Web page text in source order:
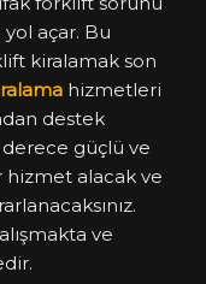
açar. Bu
kiralamak son
hizmetleri
destek
derece güçlü ve
hizmet alacak ve
ve